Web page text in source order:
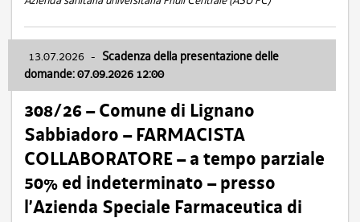
13.07.2026 - Scadenza della presentazione delle
domande: 07.09.2026 12:00
308/26 – Comune di Lignano
Sabbiadoro – FARMACISTA
COLLABORATORE – a tempo parziale
50% ed indeterminato – presso
l’Azienda Speciale Farmaceutica di